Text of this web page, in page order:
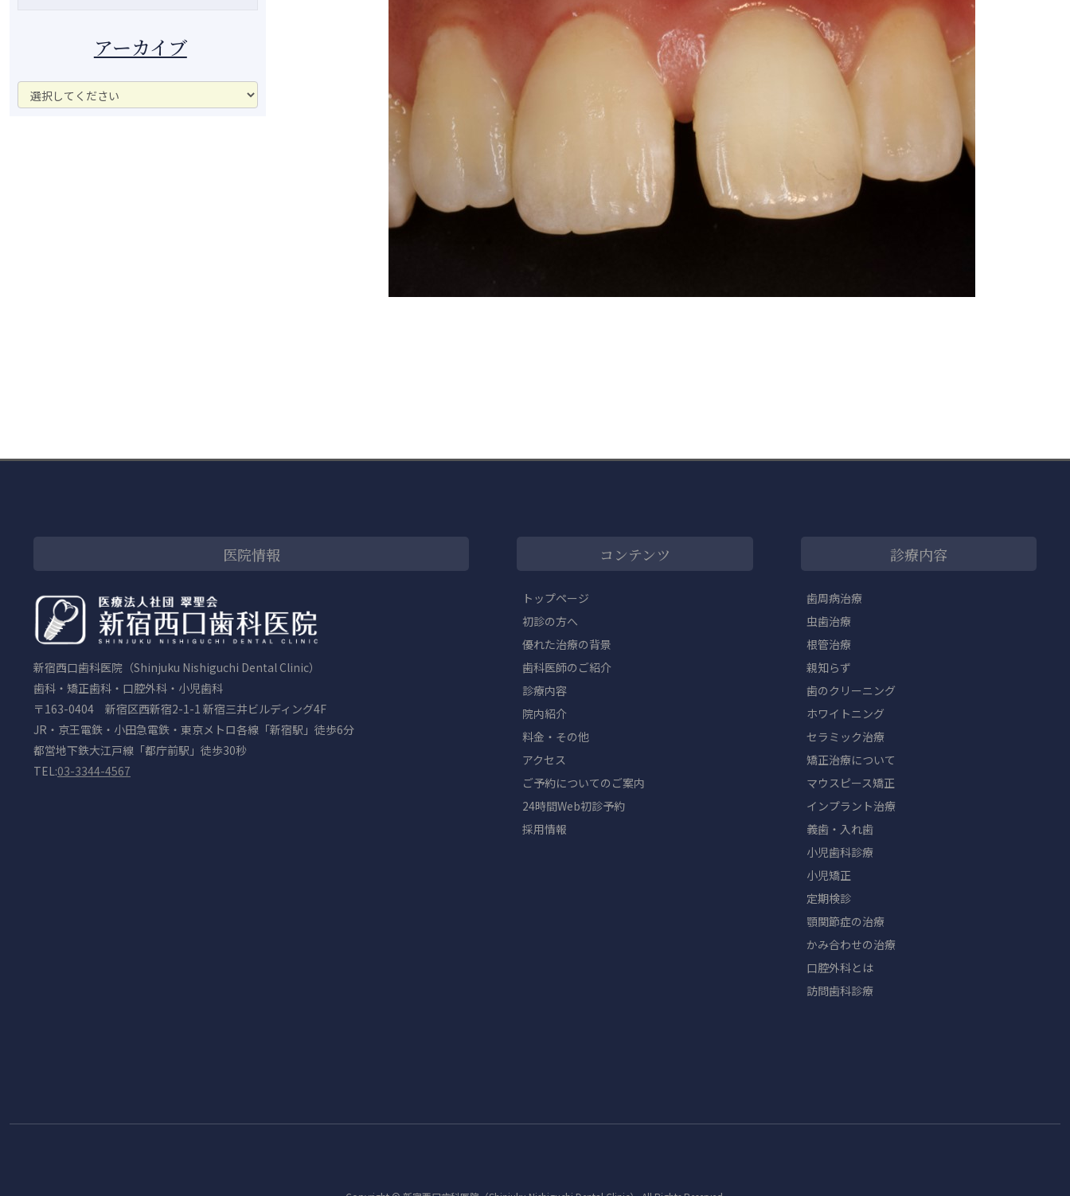
アーカイブ
医院情報
新宿西口歯科医院（Shinjuku Nishiguchi Dental Clinic）
歯科・矯正歯科・口腔外科・小児歯科
〒163-0404 新宿区西新宿2-1-1 新宿三井ビルディング4F
JR・京王電鉄・小田急電鉄・東京メトロ各線「新宿駅」徒歩6分
都営地下鉄大江戸線「都庁前駅」徒歩30秒
TEL:03-3344-4567
コンテンツ
トップページ
初診の方へ
優れた治療の背景
歯科医師のご紹介
診療内容
院内紹介
料金・その他
アクセス
ご予約についてのご案内
24時間Web初診予約
採用情報
診療内容
歯周病治療
虫歯治療
根管治療
親知らず
歯のクリーニング
ホワイトニング
セラミック治療
矯正治療について
マウスピース矯正
インプラント治療
義歯・入れ歯
小児歯科診療
小児矯正
定期検診
顎関節症の治療
かみ合わせの治療
口腔外科とは
訪問歯科診療